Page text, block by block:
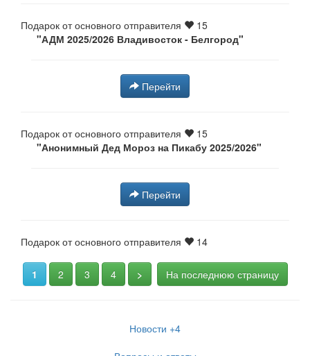
Подарок от основного отправителя
15
"АДМ 2025/2026 Владивосток - Белгород"
Перейти
Подарок от основного отправителя
15
"Анонимный Дед Мороз на Пикабу 2025/2026⁠⁠"
Перейти
Подарок от основного отправителя 14
1 2 3 4 > На последнюю страницу
Новости +4